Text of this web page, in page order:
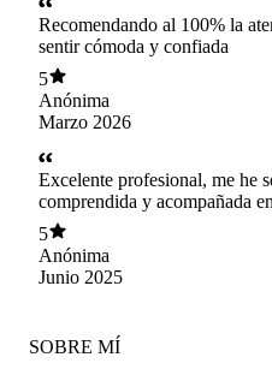
Recomendando al 100% la
sentir cómoda y confiada
5
Anónima
Marzo 2026
Excelente profesional, me he
comprendida y acompañada
Totalmente recomendado.
5
Anónima
Junio 2025
SOBRE MÍ